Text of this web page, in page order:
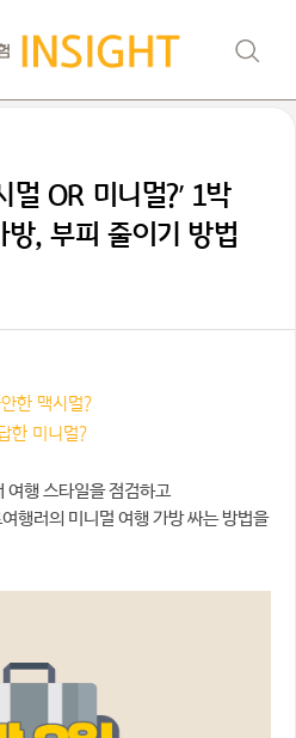
멀 OR 미니멀?’ 1박
, 부피 줄이기 방법
한 맥시멀?
한 미니멀?
여행 스타일을 점검하고
행러의 미니멀 여행 가방 싸는 방법을